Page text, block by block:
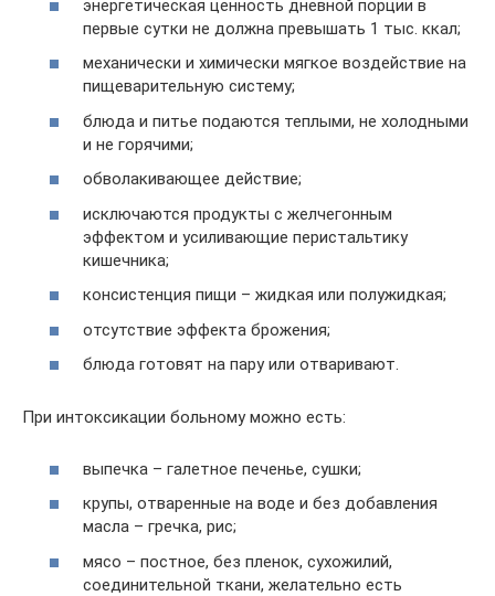
энергетическая ценность дневной порции в
первые сутки не должна превышать 1 тыс. ккал;
механически и химически мягкое воздействие на
пищеварительную систему;
блюда и питье подаются теплыми, не холодными
и не горячими;
обволакивающее действие;
исключаются продукты с желчегонным
эффектом и усиливающие перистальтику
кишечника;
консистенция пищи – жидкая или полужидкая;
отсутствие эффекта брожения;
блюда готовят на пару или отваривают.
При интоксикации больному можно есть:
выпечка – галетное печенье, сушки;
крупы, отваренные на воде и без добавления
масла – гречка, рис;
мясо – постное, без пленок, сухожилий,
соединительной ткани, желательно есть